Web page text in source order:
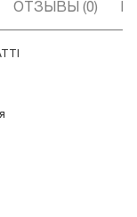
ОТЗЫВЫ (0)